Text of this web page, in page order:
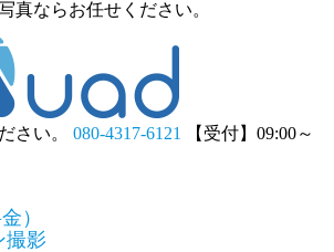
真ならお任せください。
さい。 080-4317-6121
【受付】09:00～
）
撮影